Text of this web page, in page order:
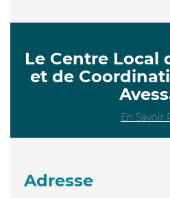
Le Centre Local
et de
En Savoir
Adresse